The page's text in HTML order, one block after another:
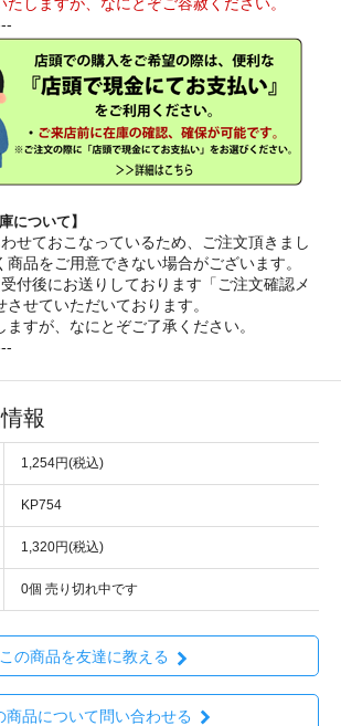
について】
せておこなっているため、ご注文頂きまし
品をご用意できない場合がございます。
付後にお送りしております「ご注文確認メ
せていただいております。
ますが、なにとぞご了承ください。
報
1,254円(税込)
KP754
1,320円(税込)
0個 売り切れ中です
この商品を友達に教える
商品について問い合わせる